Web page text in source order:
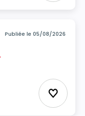
Publiée le 05/08/2026
Ajouter